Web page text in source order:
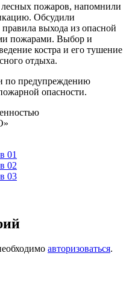
лесных пожаров, напомнили
Обсудили
выхода из опасной
пожарами. Выбор и
костра и его тушение
отдыха.
по предупреждению
опасности.
авторизоваться.